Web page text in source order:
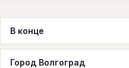
Q R S T
Z #
В конце
Город Волгоград